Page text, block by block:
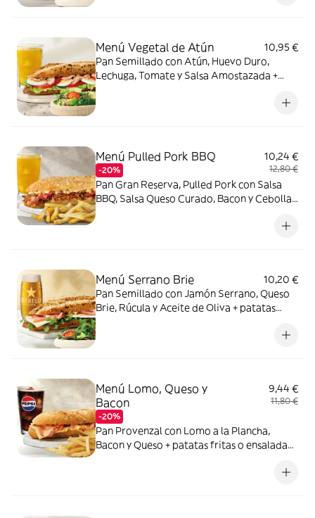
Menú Vegetal de Atún
10,95 €
Pan Semillado con Atún, Huevo Duro,
Lechuga, Tomate y Salsa Amostazada +
Menú Pulled Pork BBQ
-20%
10,24 €
12,80 €
Pan Gran Reserva, Pulled Pork con Salsa
BBQ, Salsa Queso Curado, Bacon y Cebolla
Menú Serrano Brie
10,20 €
Pan Semillado con Jamón Serrano, Queso
Brie, Rúcula y Aceite de Oliva + patatas
Menú Lomo, Queso y
Bacon
-20%
9,44 €
11,80 €
Pan Provenzal con Lomo a la Plancha,
Bacon y Queso + patatas fritas o ensalada